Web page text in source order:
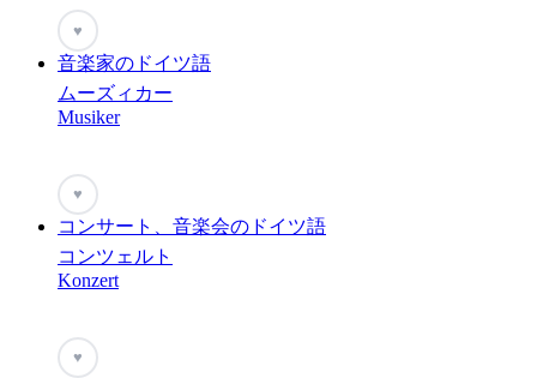
♥
音楽家のドイツ語
ムーズィカー
Musiker
♥
コンサート、音楽会のドイツ語
コンツェルト
Konzert
♥